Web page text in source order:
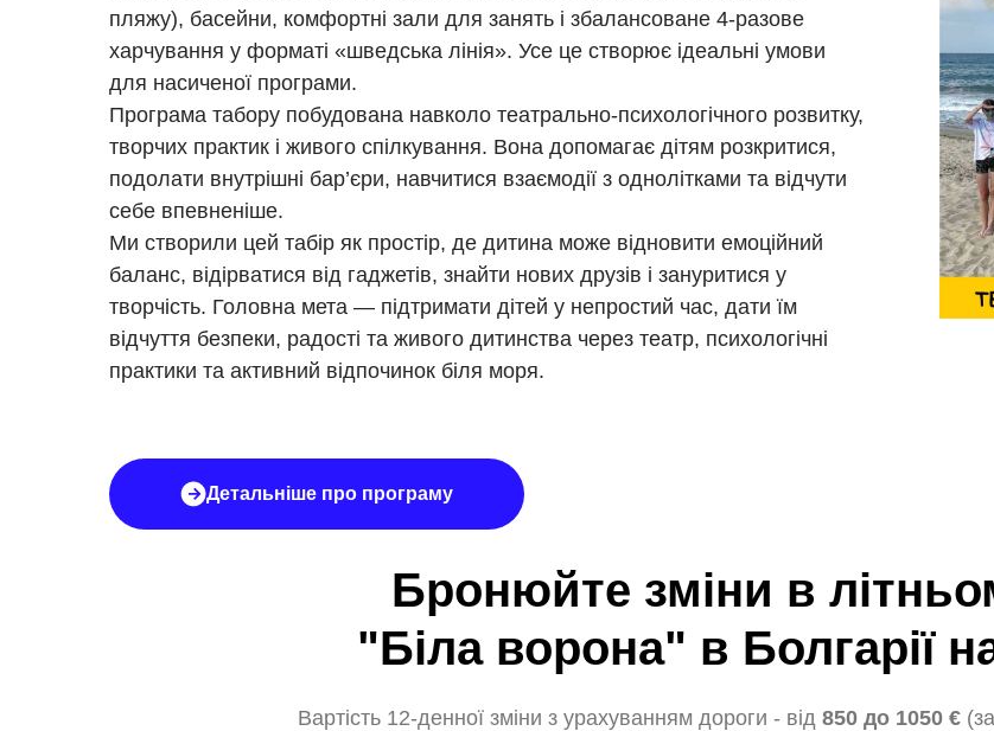
пляжу), басейни, комфортні зали для занять і збалансоване 4-разове
харчування у форматі «шведська лінія». Усе це створює ідеальні умови
для насиченої програми.
Програма табору побудована навколо театрально-психологічного розвитку,
творчих практик і живого спілкування. Вона допомагає дітям розкритися,
подолати внутрішні бар’єри, навчитися взаємодії з однолітками та відчути
себе впевненіше.
Ми створили цей табір як простір, де дитина може відновити емоційний
баланс, відірватися від гаджетів, знайти нових друзів і зануритися у
творчість. Головна мета — підтримати дітей у непростий час, дати їм
відчуття безпеки, радості та живого дитинства через театр, психологічні
практики та активний відпочинок біля моря.
Детальніше про програму
Бронюйте зміни в
"Біла ворона" в Болгарії
Вартість 12-денної зміни з урахуванням дороги - від 850 до 1050 €